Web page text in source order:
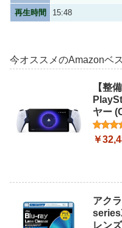
再生時間
15:48
今オススメのAmazonベ
【整
ヤー
￥
アク
レン